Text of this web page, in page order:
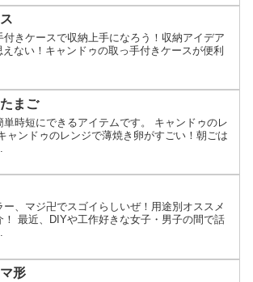
付きケースで収納上手になろう！収納アイデア
ない！キャンドゥの取っ手付きケースが便利
まご
単時短にできるアイテムです。 キャンドゥのレ
ャンドゥのレンジで薄焼き卵がすごい！朝ごは
ー、マジ卍でスゴイらしいぜ！用途別オススメ
！ 最近、DIYや工作好きな女子・男子の間で話
形